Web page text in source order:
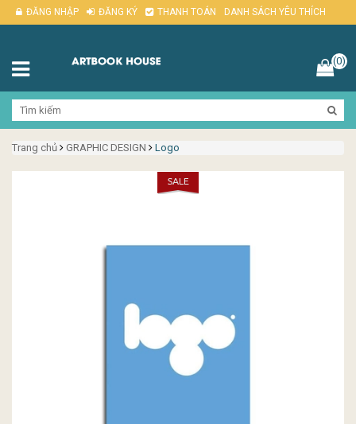
ĐĂNG NHẬP ĐĂNG KÝ THANH TOÁN DANH SÁCH YÊU THÍCH
(0)
Trang chủ GRAPHIC DESIGN Logo